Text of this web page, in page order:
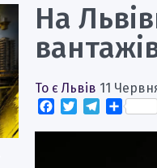
На
То є Львів 11
Facebook
TwitterTelegram